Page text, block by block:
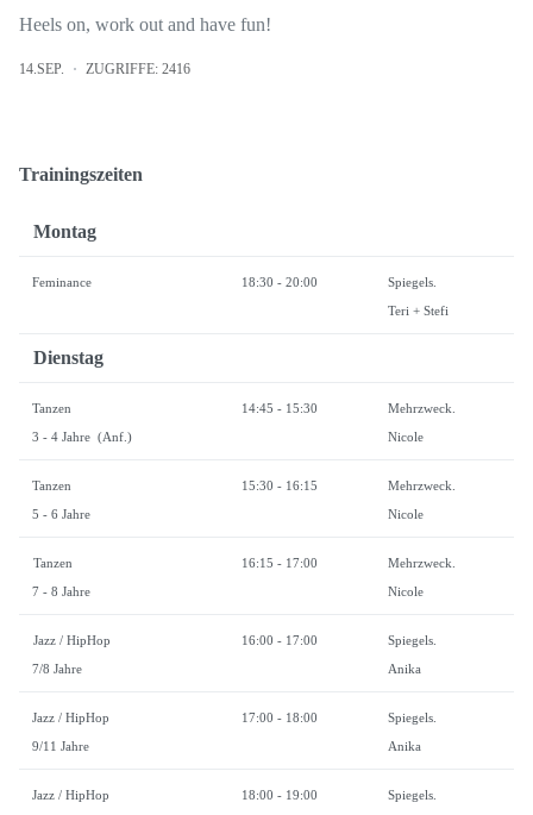
Heels on, work out and have fun!
14.SEP. ZUGRIFFE: 2416
Trainingszeiten
Montag
Feminance 18:30 - 20:00 Spiegels.
Teri + Stefi
Dienstag
Tanzen
3 - 4 Jahre (Anf.)
14:45 - 15:30 Mehrzweck.
Nicole
Tanzen
5 - 6 Jahre
15:30 - 16:15 Mehrzweck.
Nicole
Tanzen
7 - 8 Jahre
16:15 - 17:00 Mehrzweck.
Nicole
Jazz / HipHop
7/8 Jahre
16:00 - 17:00 Spiegels.
Anika
Jazz / HipHop
9/11 Jahre
17:00 - 18:00 Spiegels.
Anika
Jazz / HipHop 18:00 - 19:00 Spiegels.